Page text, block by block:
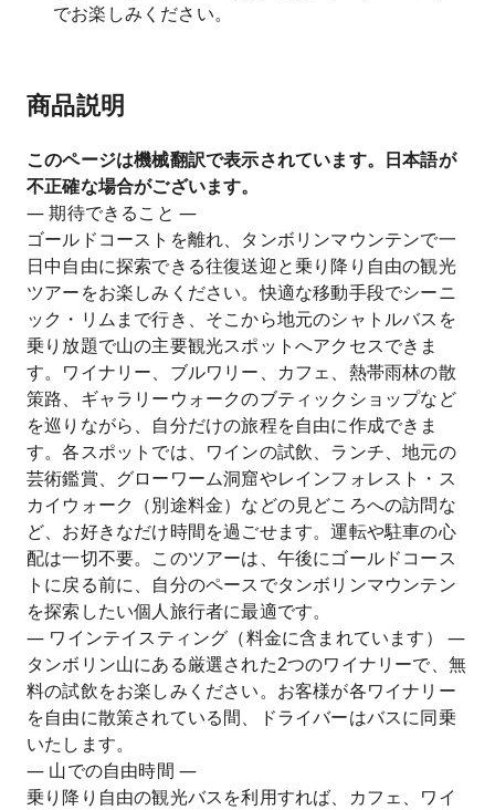
でお楽しみください。
商品説明
このページは機械翻訳で表示されています。日本語が
不正確な場合がございます。
— 期待できること —
ゴールドコーストを離れ、タンボリンマウンテンで一
日中自由に探索できる往復送迎と乗り降り自由の観光
ツアーをお楽しみください。快適な移動手段でシーニ
ック・リムまで行き、そこから地元のシャトルバスを
乗り放題で山の主要観光スポットへアクセスできま
す。ワイナリー、ブルワリー、カフェ、熱帯雨林の散
策路、ギャラリーウォークのブティックショップなど
を巡りながら、自分だけの旅程を自由に作成できま
す。各スポットでは、ワインの試飲、ランチ、地元の
芸術鑑賞、グローワーム洞窟やレインフォレスト・ス
カイウォーク（別途料金）などの見どころへの訪問な
ど、お好きなだけ時間を過ごせます。運転や駐車の心
配は一切不要。このツアーは、午後にゴールドコース
トに戻る前に、自分のペースでタンボリンマウンテン
を探索したい個人旅行者に最適です。
— ワインテイスティング（料金に含まれています） —
タンボリン山にある厳選された2つのワイナリーで、無
料の試飲をお楽しみください。お客様が各ワイナリー
を自由に散策されている間、ドライバーはバスに同乗
いたします。
— 山での自由時間 —
乗り降り自由の観光バスを利用すれば、カフェ、ワイ